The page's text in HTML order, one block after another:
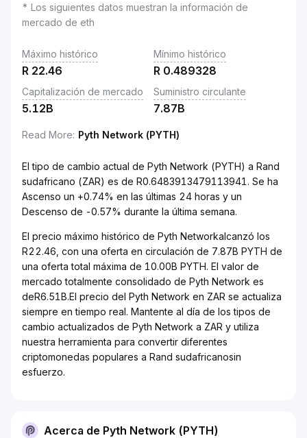
* Los siguientes datos muestran la información de
mercado de eth
Máximo histórico
R 22.46
Mínimo histórico
R 0.489328
Capitalización de mercado
5.12B
Suministro circulante
7.87B
Read More: Pyth Network (PYTH)
El tipo de cambio actual de Pyth Network (PYTH) a Rand
sudafricano (ZAR) es de R0.6483913479113941. Se ha
Ascenso un +0.74% en las últimas 24 horas y un
Descenso de -0.57% durante la última semana.
El precio máximo histórico de Pyth Networkalcanzó los
R22.46, con una oferta en circulación de 7.87B PYTH de
una oferta total máxima de 10.00B PYTH. El valor de
mercado totalmente consolidado de Pyth Network es
deR6.51B.El precio del Pyth Network en ZAR se actualiza
siempre en tiempo real. Mantente al día de los tipos de
cambio actualizados de Pyth Network a ZAR y utiliza
nuestra herramienta para convertir diferentes
criptomonedas populares a Rand sudafricanosin
esfuerzo.
Acerca de Pyth Network (PYTH)